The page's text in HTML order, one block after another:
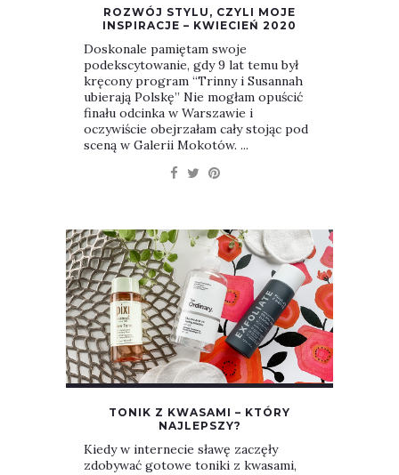
ROZWÓJ STYLU, CZYLI MOJE
INSPIRACJE – KWIECIEŃ 2020
Doskonale pamiętam swoje
podekscytowanie, gdy 9 lat temu był
kręcony program “Trinny i Susannah
ubierają Polskę” Nie mogłam opuścić
finału odcinka w Warszawie i
oczywiście obejrzałam cały stojąc pod
sceną w Galerii Mokotów. ...
TONIK Z KWASAMI – KTÓRY
NAJLEPSZY?
Kiedy w internecie sławę zaczęły
zdobywać gotowe toniki z kwasami,